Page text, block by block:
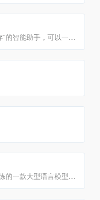
Kimi是一个有着超大“内存”的智能助手，可以一口气读完二十万字的小说，还会上网冲浪，快来跟他聊聊吧
ChatGPT是由OpenAI训练的一款大型语言模型，能够和你进行任何领域的对话。国内中文版它能够生成类似[…]